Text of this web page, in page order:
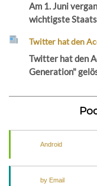
Am 1. Juni
wichtigste
Twitter hat den
Twitter hat den
Generation"
Android
by Email